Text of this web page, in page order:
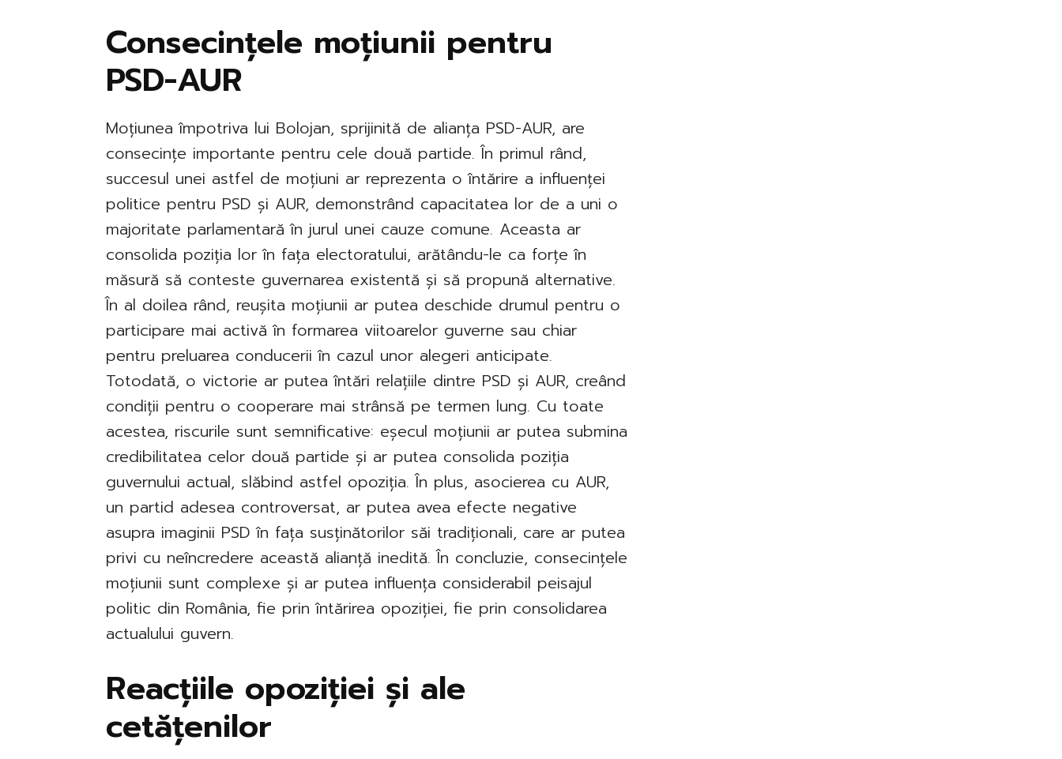
Consecințele moțiunii pentru
PSD-AUR
Moțiunea împotriva lui Bolojan, sprijinită de alianța PSD-AUR, are
consecințe importante pentru cele două partide. În primul rând,
succesul unei astfel de moțiuni ar reprezenta o întărire a influenței
politice pentru PSD și AUR, demonstrând capacitatea lor de a uni o
majoritate parlamentară în jurul unei cauze comune. Aceasta ar
consolida poziția lor în fața electoratului, arătându-le ca forțe în
măsură să conteste guvernarea existentă și să propună alternative.
În al doilea rând, reușita moțiunii ar putea deschide drumul pentru o
participare mai activă în formarea viitoarelor guverne sau chiar
pentru preluarea conducerii în cazul unor alegeri anticipate.
Totodată, o victorie ar putea întări relațiile dintre PSD și AUR, creând
condiții pentru o cooperare mai strânsă pe termen lung. Cu toate
acestea, riscurile sunt semnificative: eșecul moțiunii ar putea submina
credibilitatea celor două partide și ar putea consolida poziția
guvernului actual, slăbind astfel opoziția. În plus, asocierea cu AUR,
un partid adesea controversat, ar putea avea efecte negative
asupra imaginii PSD în fața susținătorilor săi tradiționali, care ar putea
privi cu neîncredere această alianță inedită. În concluzie, consecințele
moțiunii sunt complexe și ar putea influența considerabil peisajul
politic din România, fie prin întărirea opoziției, fie prin consolidarea
actualului guvern.
Reacțiile opoziției și ale
cetățenilor